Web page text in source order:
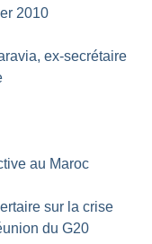
2010
ex-secrétaire
au Maroc
sur la crise
du G20